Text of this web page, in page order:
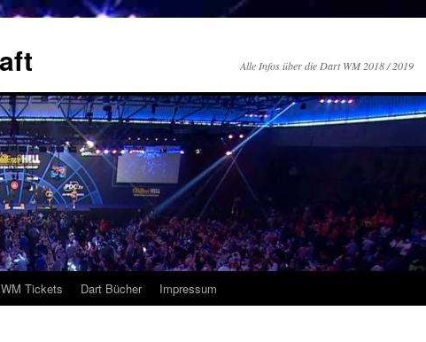
Alle Infos über die Dart WM 2018 / 2019
Tickets Dart Bücher Impressum